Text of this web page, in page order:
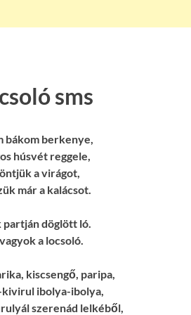
sms
bákom berkenye,
húsvét reggele,
a virágot,
már a kalácsot.
partján döglött ló.
a locsoló.
kiscsengő, paripa,
ibolya-ibolya,
szerenád lelkéből,